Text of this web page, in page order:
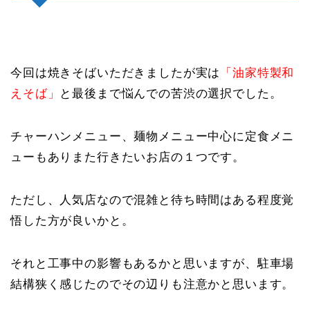
今回は焼きそばいただきましたが実は
「油家特製和
えそば」
と最後まで悩んでの苦渋の選択でした。
チャーハンメニュー、麺物メニュー中心に定食メニ
ューもありまた行きたいお店の１つです。
ただし、人気店なので混雑と待ち時間はある程度覚
悟した方が良いかと。
それと工事中の影響もあるかと思いますが、駐車場
結構狭く感じたのでその辺りも注意かと思います。